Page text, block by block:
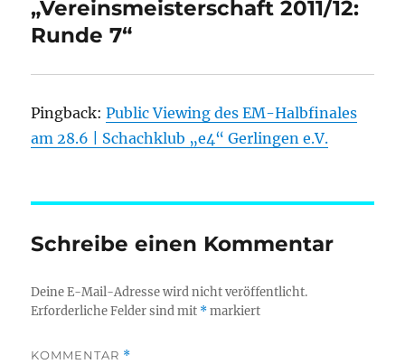
„Vereinsmeisterschaft 2011/12:
Runde 7“
Pingback:Public Viewing des EM-Halbfinales
am 28.6 | Schachklub „e4“ Gerlingen e.V.
Schreibe einen Kommentar
Deine E-Mail-Adresse wird nicht veröffentlicht.
Erforderliche Felder sind mit *markiert
KOMMENTAR *